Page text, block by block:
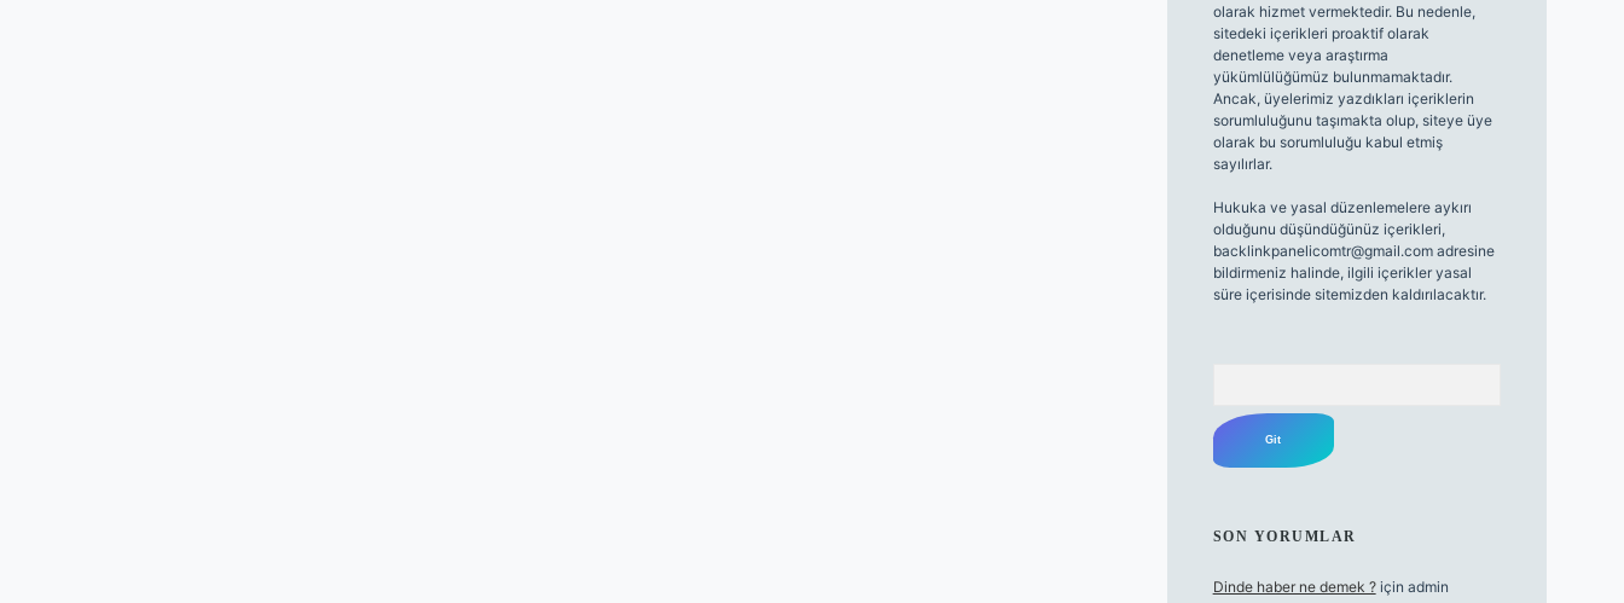
olarak hizmet vermektedir. Bu nedenle,
sitedeki içerikleri proaktif olarak
denetleme veya araştırma
yükümlülüğümüz bulunmamaktadır.
Ancak, üyelerimiz yazdıkları içeriklerin
sorumluluğunu taşımakta olup, siteye üye
olarak bu sorumluluğu kabul etmiş
sayılırlar.
Hukuka ve yasal düzenlemelere aykırı
olduğunu düşündüğünüz içerikleri,
backlinkpanelicomtr@gmail.comadresine
bildirmeniz halinde, ilgili içerikler yasal
süre içerisinde sitemizden kaldırılacaktır.
SON YORUMLAR
Dinde haber ne demek ?için admin